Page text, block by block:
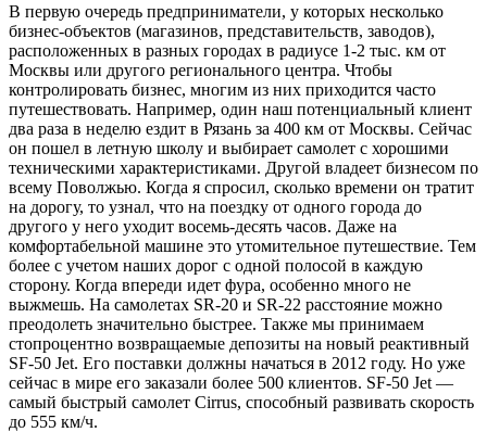
В первую очередь предприниматели, у которых несколько
бизнес-объектов (магазинов, представительств, заводов),
расположенных в разных городах в радиусе 1-2 тыс. км от
Москвы или другого регионального центра. Чтобы
контролировать бизнес, многим из них приходится часто
путешествовать. Например, один наш потенциальный клиент
два раза в неделю ездит в Рязань за 400 км от Москвы. Сейчас
он пошел в летную школу и выбирает самолет с хорошими
техническими характеристиками. Другой владеет бизнесом по
всему Поволжью. Когда я спросил, сколько времени он тратит
на дорогу, то узнал, что на поездку от одного города до
другого у него уходит восемь-десять часов. Даже на
комфортабельной машине это утомительное путешествие. Тем
более с учетом наших дорог с одной полосой в каждую
сторону. Когда впереди идет фура, особенно много не
выжмешь. На самолетах SR-20 и SR-22 расстояние можно
преодолеть значительно быстрее. Также мы принимаем
стопроцентно возвращаемые депозиты на новый реактивный
SF-50 Jet. Его поставки должны начаться в 2012 году. Но уже
сейчас в мире его заказали более 500 клиентов. SF-50 Jet —
самый быстрый самолет Cirrus, способный развивать скорость
до 555 км/ч.